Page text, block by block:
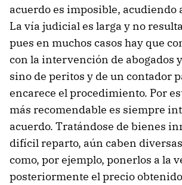
acuerdo es imposible, acudiendo
La vía judicial es larga y no
pues en muchos casos hay que
con la intervención de abogados
sino de peritos y de un contador
encarece el procedimiento. Por
más recomendable es siempre
acuerdo. Tratándose de bienes
difícil reparto, aún caben
como, por ejemplo, ponerlos a la
posteriormente el precio obtenido